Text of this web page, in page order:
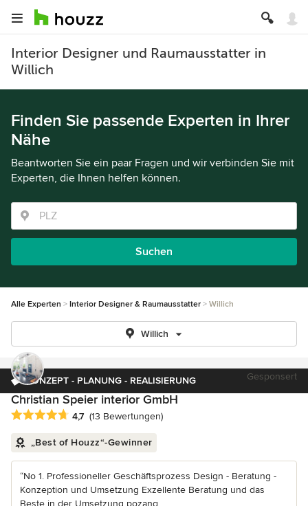
Interior Designer und Raumausstatter in
Willich
Finden Sie passende Experten in Ihrer
Nähe
Beantworten Sie ein paar Fragen und wir verbinden Sie mit
Experten, die Ihnen helfen können.
Suchen
Alle Experten Interior Designer & Raumausstatter Willich
Willich
KONZEPT - PLANUNG - REALISIERUNG Gesponsert
Christian Speier interior GmbH
Durchschnittliche Bewertung: 4.7 von 5 Sternen
4,7 (13 Bewertungen)
„Best of Houzz“-Gewinner
“No 1. Professioneller Geschäftsprozess Design - Beratung -
Konzeption und Umsetzung Exzellente Beratung und das